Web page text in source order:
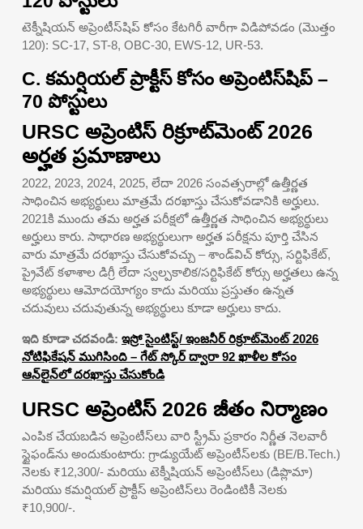
టెక్నీషియన్ అప్రెంటీస్‌షిప్ కోసం కేటగిరీ వారీగా విడిపోవడం (మొత్తం
120): SC-17, ST-8, OBC-30, EWS-12, UR-53.
C. కమర్షియల్ ప్రాక్టీస్ కోసం అప్రెంటిస్‌షిప్ –
70 పోస్టులు
URSC అప్రెంటిస్ రిక్రూట్‌మెంట్ 2026
అర్హత ప్రమాణాలు
2022, 2023, 2024, 2025, లేదా 2026 సంవత్సరాల్లో ఉత్తీర్ణత
సాధించిన అభ్యర్థులు మాత్రమే దరఖాస్తు చేసుకోవడానికి అర్హులు.
2021కి ముందు తమ అర్హత పరీక్షలో ఉత్తీర్ణత సాధించిన అభ్యర్థులు
అర్హులు కారు. సాధారణ అభ్యర్థులుగా అర్హత పరీక్షను పూర్తి చేసిన
వారు మాత్రమే దరఖాస్తు చేసుకోవచ్చు – శాండ్‌విచ్ కోర్సు, సర్టిఫికేట్,
ప్రైవేట్ కళాశాల డిగ్రీ లేదా స్వల్పకాలిక/సర్టిఫికేట్ కోర్సు అర్హతలు ఉన్న
అభ్యర్థులు ఆమోదయోగ్యం కాదు మరియు ప్రస్తుతం ఉన్నత
చదువులు చదువుతున్న అభ్యర్థులు కూడా అర్హులు కాదు.
ఇది కూడా చదవండి: ఇస్రో సైంటిస్ట్/ ఇంజనీర్ రిక్రూట్‌మెంట్ 2026
నోటిఫికేషన్ ముగిసింది – గేట్ స్కోర్ ద్వారా 92 ఖాళీల కోసం
ఆన్‌లైన్‌లో దరఖాస్తు చేసుకోండి
URSC అప్రెంటిస్ 2026 జీతం నిర్మాణం
ఎంపిక చేయబడిన అప్రెంటీస్‌లు వారి స్ట్రీమ్ ప్రకారం నిర్ణీత నెలవారీ
స్టైఫండ్‌ను అందుకుంటారు: గ్రాడ్యుయేట్ అప్రెంటీస్‌లకు (BE/B.Tech.)
నెలకు ₹12,300/- మరియు టెక్నీషియన్ అప్రెంటీస్‌లు (డిప్లొమా)
మరియు కమర్షియల్ ప్రాక్టీస్ అప్రెంటిస్‌లు రెండింటికీ నెలకు
₹10,900/-.